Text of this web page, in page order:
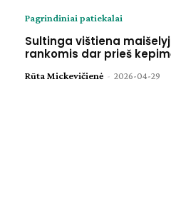
Pagrindiniai patiekalai
Sultinga vištiena
rankomis dar prieš
Rūta Mickevičienė - 2026-04-29